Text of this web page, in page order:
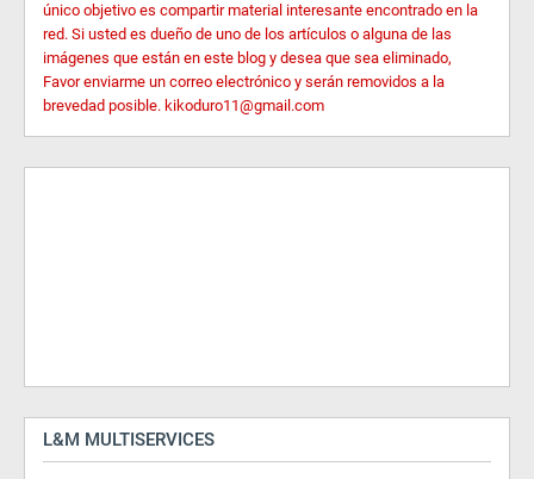
único objetivo es compartir material interesante encontrado en la
red. Si usted es dueño de uno de los artículos o alguna de las
imágenes que están en este blog y desea que sea eliminado,
Favor enviarme un correo electrónico y serán removidos a la
brevedad posible. kikoduro11@gmail.com
L&M MULTISERVICES